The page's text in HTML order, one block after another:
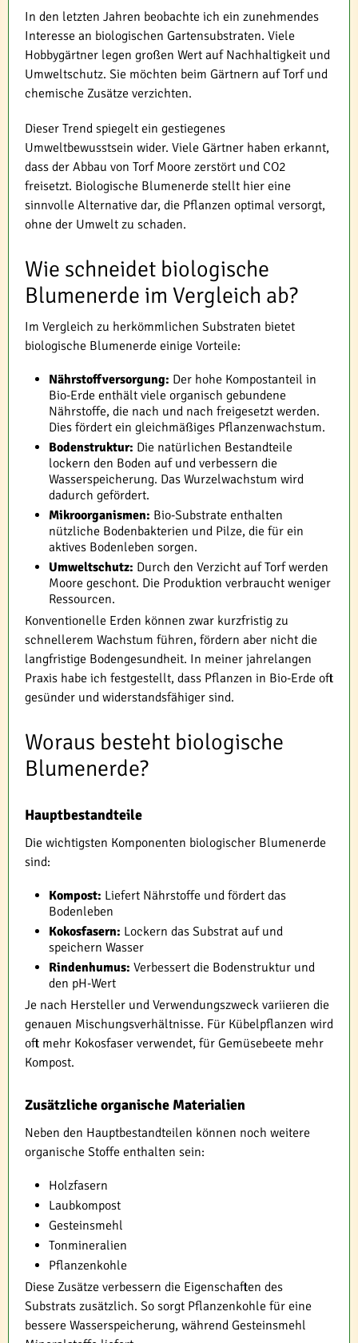
In den letzten Jahren beobachte ich ein zunehmendes
Interesse an biologischen Gartensubstraten. Viele
Hobbygärtner legen großen Wert auf Nachhaltigkeit und
Umweltschutz. Sie möchten beim Gärtnern auf Torf und
chemische Zusätze verzichten.
Dieser Trend spiegelt ein gestiegenes
Umweltbewusstsein wider. Viele Gärtner haben erkannt,
dass der Abbau von Torf Moore zerstört und CO2
freisetzt. Biologische Blumenerde stellt hier eine
sinnvolle Alternative dar, die Pflanzen optimal versorgt,
ohne der Umwelt zu schaden.
Wie schneidet biologische
Blumenerde im Vergleich ab?
Im Vergleich zu herkömmlichen Substraten bietet
biologische Blumenerde einige Vorteile:
Nährstoffversorgung: Der hohe Kompostanteil in
Bio-Erde enthält viele organisch gebundene
Nährstoffe, die nach und nach freigesetzt werden.
Dies fördert ein gleichmäßiges Pflanzenwachstum.
Bodenstruktur: Die natürlichen Bestandteile
lockern den Boden auf und verbessern die
Wasserspeicherung. Das Wurzelwachstum wird
dadurch gefördert.
Mikroorganismen: Bio-Substrate enthalten
nützliche Bodenbakterien und Pilze, die für ein
aktives Bodenleben sorgen.
Umweltschutz: Durch den Verzicht auf Torf werden
Moore geschont. Die Produktion verbraucht weniger
Ressourcen.
Konventionelle Erden können zwar kurzfristig zu
schnellerem Wachstum führen, fördern aber nicht die
langfristige Bodengesundheit. In meiner jahrelangen
Praxis habe ich festgestellt, dass Pflanzen in Bio-Erde oft
gesünder und widerstandsfähiger sind.
Woraus besteht biologische
Blumenerde?
Hauptbestandteile
Die wichtigsten Komponenten biologischer Blumenerde
sind:
Kompost: Liefert Nährstoffe und fördert das
Bodenleben
Kokosfasern: Lockern das Substrat auf und
speichern Wasser
Rindenhumus: Verbessert die Bodenstruktur und
den pH-Wert
Je nach Hersteller und Verwendungszweck variieren die
genauen Mischungsverhältnisse. Für Kübelpflanzen wird
oft mehr Kokosfaser verwendet, für Gemüsebeete mehr
Kompost.
Zusätzliche organische Materialien
Neben den Hauptbestandteilen können noch weitere
organische Stoffe enthalten sein:
Holzfasern
Laubkompost
Gesteinsmehl
Tonmineralien
Pflanzenkohle
Diese Zusätze verbessern die Eigenschaften des
Substrats zusätzlich. So sorgt Pflanzenkohle für eine
bessere Wasserspeicherung, während Gesteinsmehl